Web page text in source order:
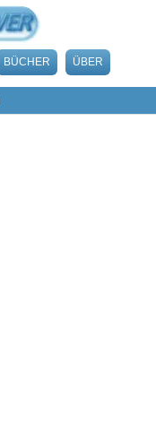
BÜCHER ÜBER